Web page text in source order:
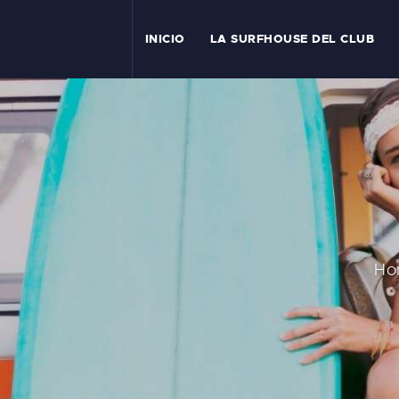
INICIO LA SURFHOUSE DEL CLUB